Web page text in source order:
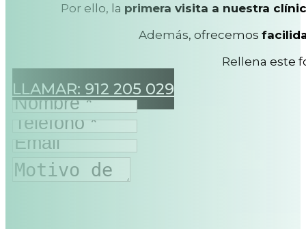
Por ello, la primera visita a nuestra
Además, ofrecemos
Rellena este
LLAMAR: 912 205 029